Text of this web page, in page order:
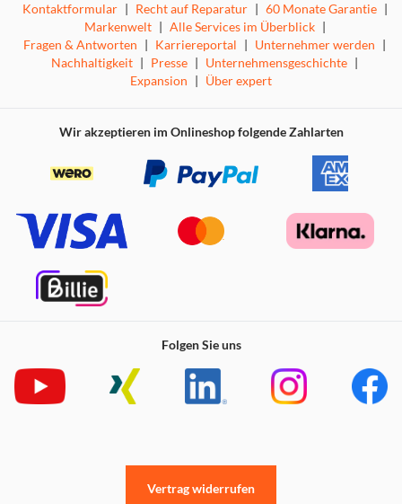
Weiches Futter aus Mikrofaser
Kompatibel mit MagSafe und Kamerasteuerung
Kontaktformular | Recht auf Reparatur | 60 Monate Garantie |
Markenwelt | Alle Services im Überblick |
Fragen & Antworten | Karriereportal | Unternehmer werden |
Nachhaltigkeit | Presse | Unternehmensgeschichte |
Expansion | Über expert
Wir akzeptieren im Onlineshop folgende Zahlarten
Folgen Sie uns
Vertrag widerrufen